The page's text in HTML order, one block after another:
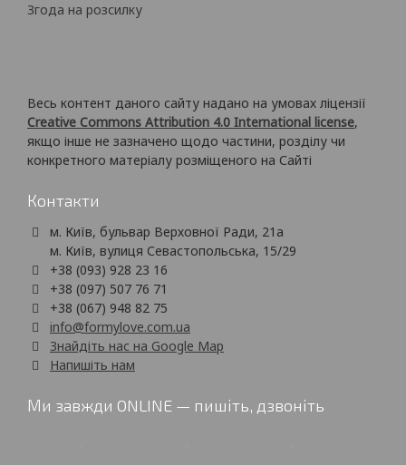
Згода на розсилку
Весь контент даного сайту надано на умовах ліцензії
Creative Commons Attribution 4.0 International license,
якщо інше не зазначено щодо частини, розділу чи
конкретного матеріалу розміщеного на Сайті
Контакти
м. Київ, бульвар Верховної Ради, 21а
м. Київ, вулиця Севастопольська, 15/29
+38 (093) 928 23 16
+38 (097) 507 76 71
+38 (067) 948 82 75
info@formylove.com.ua
Знайдіть нас на Google Map
Напишіть нам
Ми завжди ONLINE — пишіть, дзвоніть